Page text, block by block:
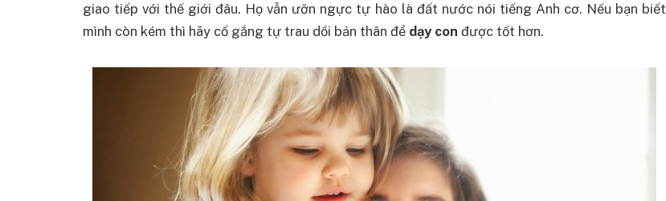
giao tiếp với thế giới đâu. Họ vẫn ưỡn ngực tự hào là đất nước nói tiếng Anh cơ. Nếu bạn biết
mình còn kém thì hãy cố gắng tự trau dồi bản thân để dạy con được tốt hơn.